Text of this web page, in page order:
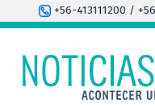
+56-413111200 /